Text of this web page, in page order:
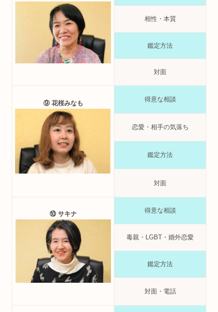
相性・本質
鑑定方法
対面
⑨ 花桜みなも
得意な相談
恋愛・相手の気落ち
鑑定方法
対面
⑩ サキナ 得意な相談
毒親・LGBT・婚外恋愛
鑑定方法
対面・電話